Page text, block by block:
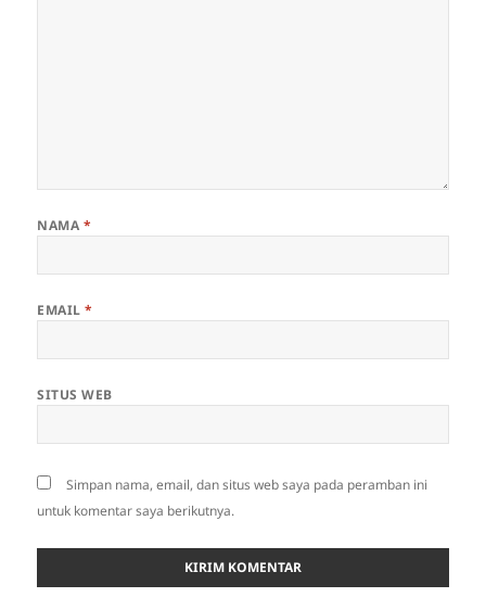
NAMA *
EMAIL*
SITUS WEB
Simpan nama, email, dan situs web saya pada peramban ini
untuk komentar saya berikutnya.